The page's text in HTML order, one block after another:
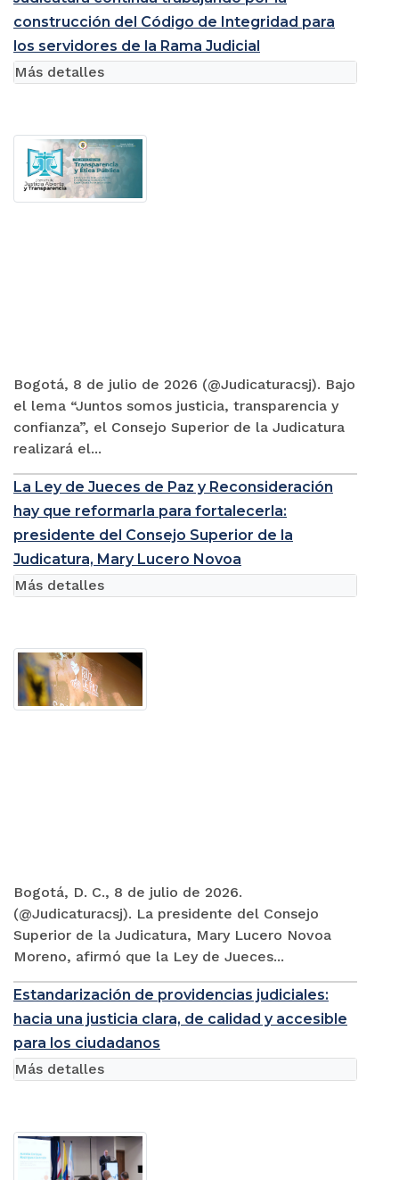
construcción del Código de Integridad para
los servidores de la Rama Judicial
Bogotá, 8 de julio de 2026 (@Judicaturacsj). Bajo
el lema “Juntos somos justicia, transparencia y
confianza”, el Consejo Superior de la Judicatura
realizará el...
Más detalles
La Ley de Jueces de Paz y Reconsideración
hay que reformarla para fortalecerla:
presidente del Consejo Superior de la
Judicatura, Mary Lucero Novoa
Bogotá, D. C., 8 de julio de 2026.
(@Judicaturacsj). La presidente del Consejo
Superior de la Judicatura, Mary Lucero Novoa
Moreno, afirmó que la Ley de Jueces...
Más detalles
Estandarización de providencias judiciales:
hacia una justicia clara, de calidad y accesible
para los ciudadanos
Más detalles